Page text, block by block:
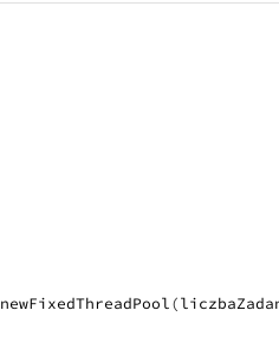
newFixedThreadPool(